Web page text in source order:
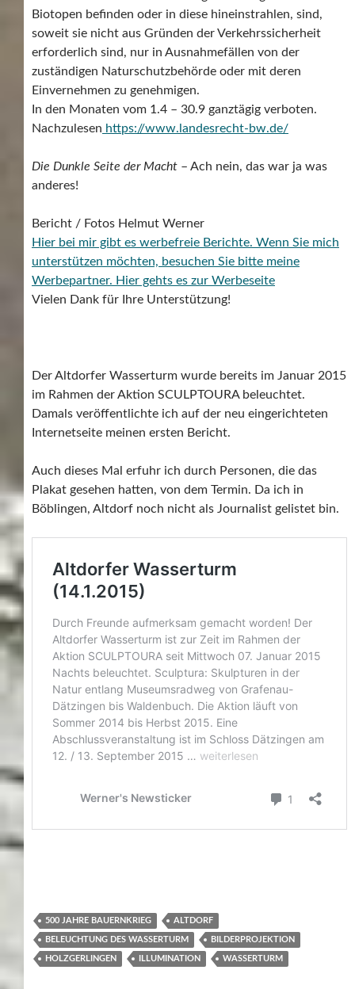
Biotopen befinden oder in diese hineinstrahlen, sind,
soweit sie nicht aus Gründen der Verkehrssicherheit
erforderlich sind, nur in Ausnahmefällen von der
zuständigen Naturschutzbehörde oder mit deren
Einvernehmen zu genehmigen.
In den Monaten vom 1.4 – 30.9 ganztägig verboten.
Nachzulesen https://www.landesrecht-bw.de/
Die Dunkle Seite der Macht – Ach nein, das war ja was
anderes!
Bericht / Fotos Helmut Werner
Hier bei mir gibt es werbefreie Berichte. Wenn Sie mich
unterstützen möchten, besuchen Sie bitte meine
Werbepartner. Hier gehts es zur Werbeseite
Vielen Dank für Ihre Unterstützung!
Der Altdorfer Wasserturm wurde bereits im Januar 2015
im Rahmen der Aktion SCULPTOURA beleuchtet.
Damals veröffentlichte ich auf der neu eingerichteten
Internetseite meinen ersten Bericht.
Auch dieses Mal erfuhr ich durch Personen, die das
Plakat gesehen hatten, von dem Termin. Da ich in
Böblingen, Altdorf noch nicht als Journalist gelistet bin.
500 JAHRE BAUERNKRIEG ALTDORF
BELEUCHTUNG DES WASSERTURM BILDERPROJEKTION
HOLZGERLINGEN ILLUMINATION WASSERTURM